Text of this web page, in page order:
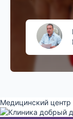
Медицинский